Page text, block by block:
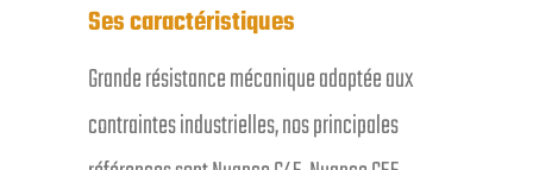
Ses caractéristiques
Grande résistance mécanique adaptée aux
contraintes industrielles, nos principales